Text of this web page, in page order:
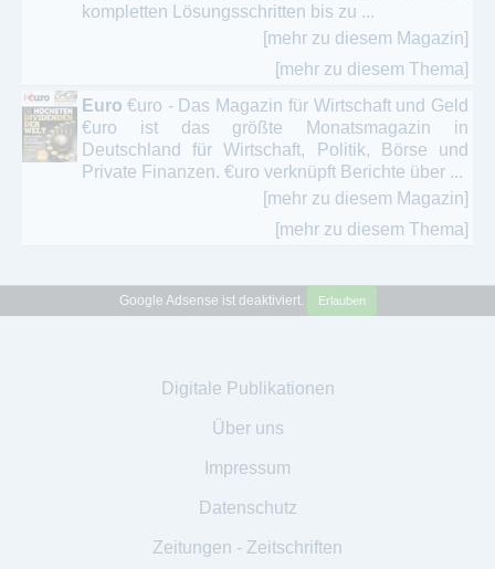
kompletten Lösungsschritten bis zu ...
[mehr zu diesem Magazin]
[mehr zu diesem Thema]
Euro €uro - Das Magazin für Wirtschaft und Geld
€uro ist das größte Monatsmagazin in
Deutschland für Wirtschaft, Politik, Börse und
Private Finanzen. €uro verknüpft Berichte über ...
[mehr zu diesem Magazin]
[mehr zu diesem Thema]
Google Adsense ist deaktiviert. Erlauben
Digitale Publikationen
Über uns
Impressum
Datenschutz
Zeitungen - Zeitschriften